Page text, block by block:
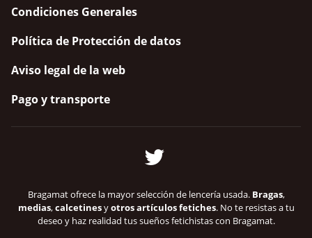
Condiciones Generales
Política de Protección de datos
Aviso legal de la web
Pago y transporte
Bragamat ofrece la mayor selección de lencería usada. Bragas,
medias,calcetinesyotros artículos fetiches. No te resistas a tu
deseo y haz realidad tus sueños fetichistas con Bragamat.